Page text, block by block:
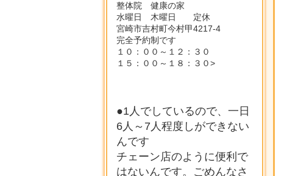
整体院 健康の家
水曜日 木曜日 定休
宮崎市吉村町今村甲4217-4
完全予約制です
１０：００～１２：３０
１５：００～１８：３０>
●1人でしているので、一日
6人～7人程度しができない
んです
チェーン店のように便利で
はないんです。ごめんなさ